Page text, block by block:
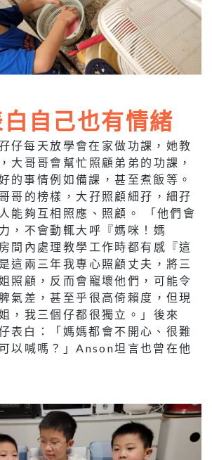
自己也有情緒
仔每天放學會在家做功課，她教
大哥哥會幫忙照顧弟弟的功課，
的事情例如備課，甚至煮飯等。
哥的榜樣，大孖照顧細孖，細孖
能夠互相照應、照顧。 「他們會
，不會動輒大呼『媽咪！媽
間內處理教學工作時都有感『這
這兩三年我專心照顧丈夫，將三
照顧，反而會寵壞他們，可能令
氣差，甚至乎很高倚賴度，但現
，我三個仔都很獨立。」後來
表白：「媽媽都會不開心、很難
以喊嗎？」Anson坦言也曾在他